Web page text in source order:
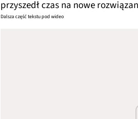
przyszedł czas na nowe
Dalsza część tekstu pod wideo